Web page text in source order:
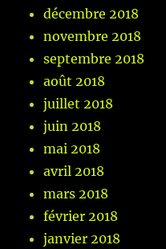
décembre 2018
novembre 2018
septembre 2018
août 2018
juillet 2018
juin 2018
mai 2018
avril 2018
mars 2018
février 2018
janvier 2018